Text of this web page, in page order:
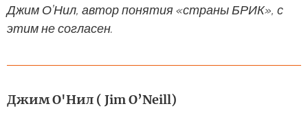
Джим О’Нил, автор понятия «страны БРИК», с
этим не согласен.
Джим О'Нил ( Jim O’Neill)